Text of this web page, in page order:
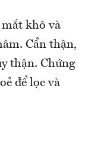
khô và
Cẩn thận,
thận. Chứng
để lọc và